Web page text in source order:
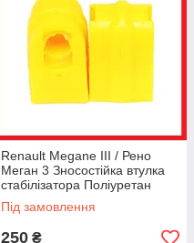
Renault Megane III / Рено
Меган 3 Зносостійка втулка
стабілізатора Поліуретан
Гарантія 12 міс! 516120005R,
546120007R
Під замовлення
250 ₴